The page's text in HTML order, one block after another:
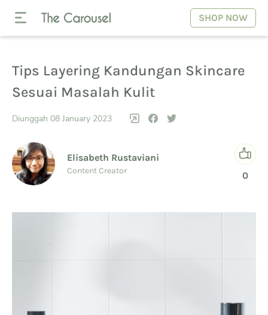
SHOP NOW
Tips Layering Kandungan Skincare
Sesuai Masalah Kulit
Diunggah 08 January 2023
Elisabeth Rustaviani
Content Creator 0